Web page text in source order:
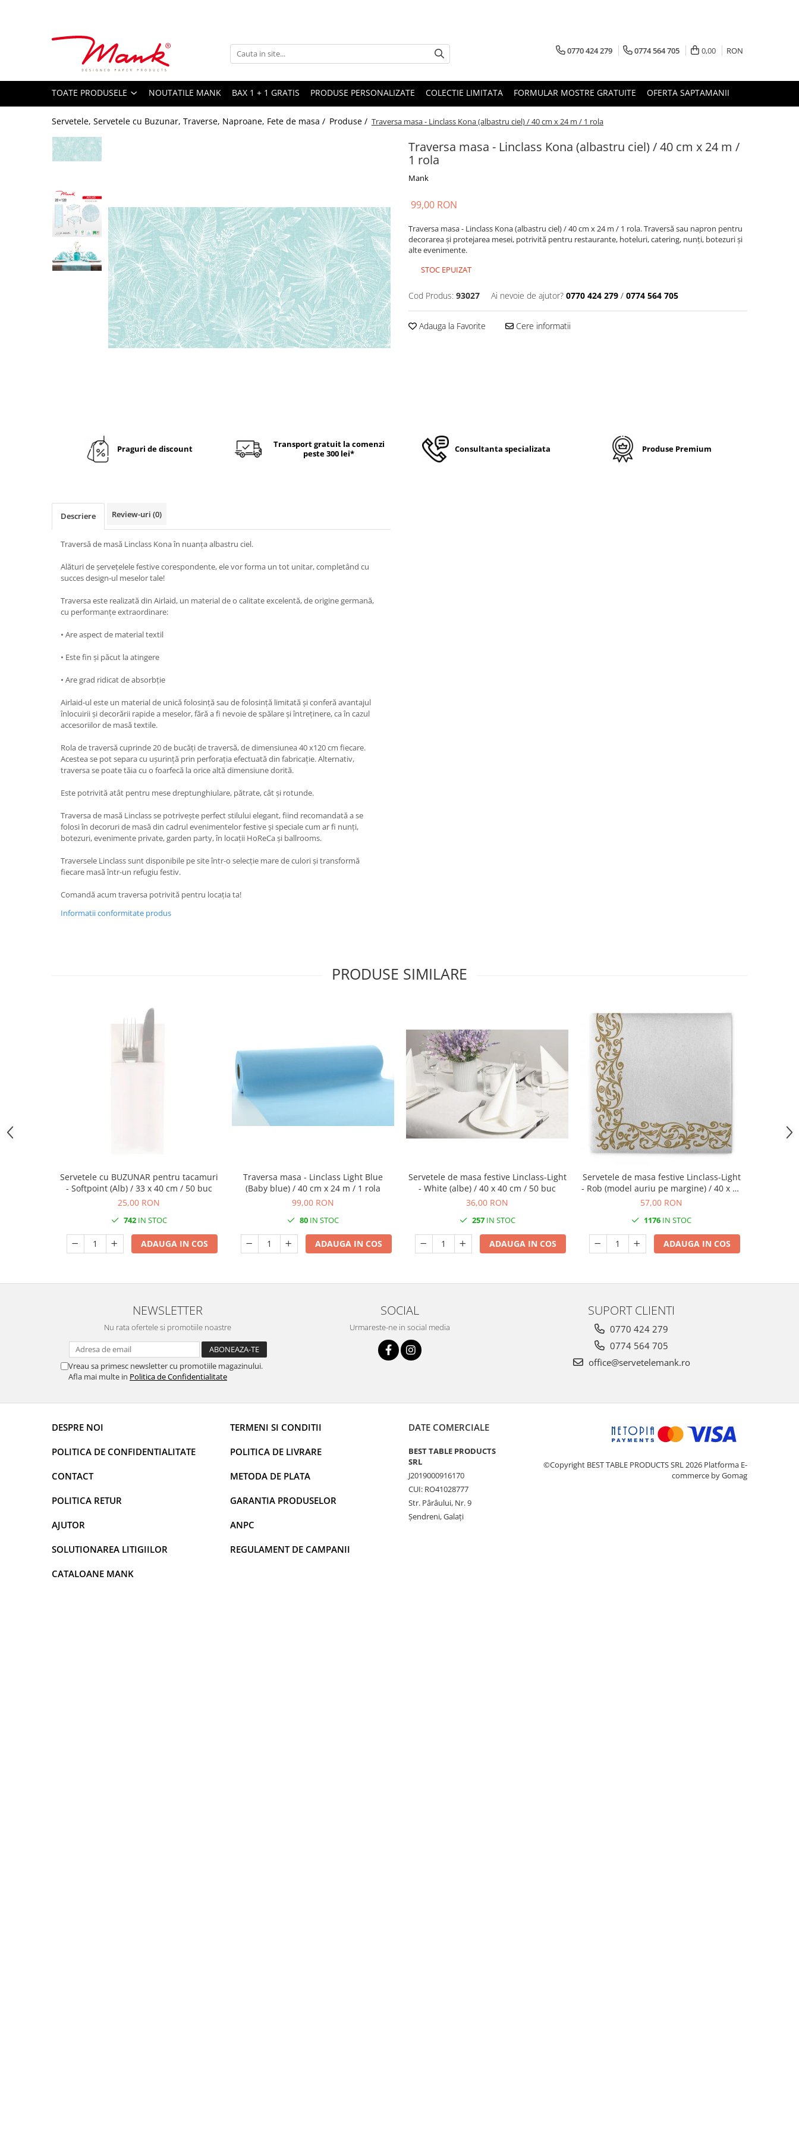
Toate Produsele
IMPRIMEU
SERVETELE FESTIVE
CULORI UNI
AURIU, ARGINTIU & BRONZ
UNICE, Gama SPANLIN
TEMATICA MARINA - PESCARESTI
VALENTINE'S DAY /DRAGOBETE
PORT-TACAMURI
TRAVERSE DE MASA
AURIU, ARGINTIU & BRONZ
Cu IMPRIMEU
FETE DE MASA
NAPROANE MASA
FUSTE MASA BUFET
SPA & WELLNESS
CUMPARA LA BAX - 1+1 Gratis
DECORURI DE MASA TEMATICE
DECOR VERDE
DECOR LILA & MOV
DECOR ALBASTRU
DECOR AURIU
DECOR ARGINTIU & GRI
DECOR BRONZ
TEMATICA MARINA
TEMATICA BOTANICA / VEGETALA
TEMATICA RUSTICA
DECOR ZIUA ROMANIEI
DECOR TOAMNA
TEMATICA FLORALA
DECOR OKTOBER FEST
CUMPARA LA PALET
0770 424 279 0774 564 705 0,00 RON
TOATE PRODUSELE NOUTATILE MANK BAX 1 + 1 GRATIS PRODUSE PERSONALIZATE COLECTIE LIMITATA FORMULAR MOSTRE GRATUITE OFERTA SAPTAMANII
Servetele, Servetele cu Buzunar, Traverse, Naproane, Fete de masa / Produse / Traversa masa - Linclass Kona (albastru ciel) / 40 cm x 24 m / 1 rola
Traversa masa - Linclass Kona (albastru ciel) / 40 cm x 24 m /
1 rola
Mank
99,00 RON
Traversa masa - Linclass Kona (albastru ciel) / 40 cm x 24 m / 1 rola. Traversă sau napron pentru
decorarea și protejarea mesei, potrivită pentru restaurante, hoteluri, catering, nunți, botezuri și
alte evenimente.
STOC EPUIZAT
Cod Produs: 93027 Ai nevoie de ajutor? 0770 424 279 / 0774 564 705
Adauga la Favorite Cere informatii
Praguri de discount
Transport gratuit la comenzi
peste 300 lei*
Consultanta specializata Produse Premium
Descriere Review-uri (0)
Traversă de masă Linclass Kona în nuanța albastru ciel.
Alături de șervețelele festive corespondente, ele vor forma un tot unitar, completând cu
succes design-ul meselor tale!
Traversa este realizată din Airlaid, un material de o calitate excelentă, de origine germană,
cu performanțe extraordinare:
• Are aspect de material textil
• Este fin și păcut la atingere
• Are grad ridicat de absorbție
Airlaid-ul este un material de unică folosință sau de folosință limitată și conferă avantajul
înlocuirii și decorării rapide a meselor, fără a fi nevoie de spălare și întreținere, ca în cazul
accesoriilor de masă textile.
Rola de traversă cuprinde 20 de bucăți de traversă, de dimensiunea 40 x120 cm fiecare.
Acestea se pot separa cu ușurință prin perforația efectuată din fabricație. Alternativ,
traversa se poate tăia cu o foarfecă la orice altă dimensiune dorită.
Este potrivită atât pentru mese dreptunghiulare, pătrate, cât și rotunde.
Traversa de masă Linclass se potrivește perfect stilului elegant, fiind recomandată a se
folosi în decoruri de masă din cadrul evenimentelor festive și speciale cum ar fi nunți,
botezuri, evenimente private, garden party, în locații HoReCa și ballrooms.
Traversele Linclass sunt disponibile pe site într-o selecție mare de culori și transformă
fiecare masă într-un refugiu festiv.
Comandă acum traversa potrivită pentru locația ta!
Informatii conformitate produs
PRODUSE SIMILARE
Servetele cu BUZUNAR pentru tacamuri
- Softpoint (Alb) / 33 x 40 cm / 50 buc
25,00 RON
742IN STOC
ADAUGA IN COS
Traversa masa - Linclass Light Blue
(Baby blue) / 40 cm x 24 m / 1 rola
99,00 RON
80 IN STOC
ADAUGA IN COS
Servetele de masa festive Linclass-Light
- White (albe) / 40 x 40 cm / 50 buc
36,00 RON
257IN STOC
ADAUGA IN COS
Servetele de masa festive Linclass-Light
- Rob (model auriu pe margine) / 40 x 40
cm / 50 buc
57,00 RON
1176 IN STOC
ADAUGA IN COS
NEWSLETTER
Nu rata ofertele si promotiile noastre
Vreau sa primesc newsletter cu promotiile magazinului.
Afla mai multe in Politica de Confidentialitate
SOCIAL
Urmareste-ne in social media
SUPORT CLIENTI
0770 424 279
0774 564 705
office@servetelemank.ro
DESPRE NOI
POLITICA DE CONFIDENTIALITATE
CONTACT
POLITICA RETUR
AJUTOR
SOLUTIONAREA LITIGIILOR
CATALOANE MANK
TERMENI SI CONDITII
POLITICA DE LIVRARE
METODA DE PLATA
GARANTIA PRODUSELOR
ANPC
REGULAMENT DE CAMPANII
DATE COMERCIALE
BEST TABLE PRODUCTS
SRL
J2019000916170
CUI: RO41028777
Str. Pârâului, Nr. 9
Șendreni, Galați
©Copyright BEST TABLE PRODUCTS SRL 2026 Platforma E-
commerce by Gomag